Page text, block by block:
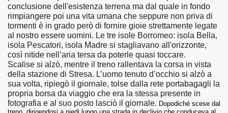
conclusione dell'esistenza terrena ma dal quale in fondo
rimpiangere poi una vita umana che seppure non priva di
tormenti è in grado però di fornire gioie strettamente legate
al nostro essere uomini. Le tre isole Borromeo: isola Bella,
isola Pescatori, isola Madre si stagliavano all'orizzonte,
così nitide nell’aria tersa da poterle quasi toccare.
Scalise si alzò, mentre il treno rallentava la corsa in vista
della stazione di Stresa. L’uomo tenuto d’occhio si alzò a
sua volta, ripiegò il giornale, tolse dalla rete portabagagli la
propria borsa da viaggio che era la stessa presente in
fotografia e al suo posto lasciò il giornale. Dopodiché scese dal